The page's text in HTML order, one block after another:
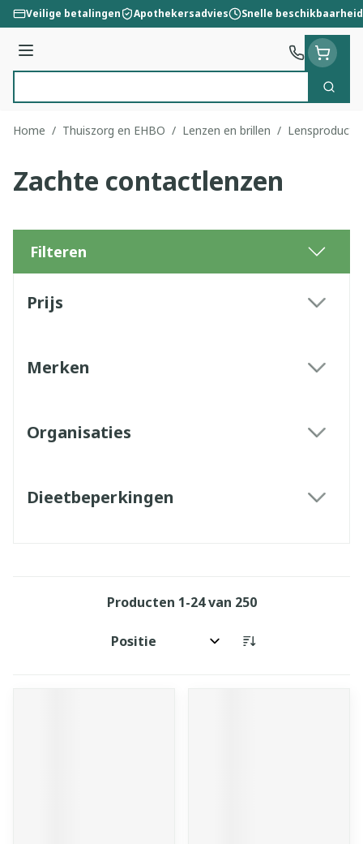
Ga naar de inhoud
Veilige betalingen Apothekersadvies Snelle beschikbaarheid
Menu
Zoek
Home / Thuiszorg en EHBO / Lenzen en brillen /
Zachte contactlenzen
Filteren
Prijs
Merken
Organisaties
Dieetbeperkingen
Producten 1-24van 250
Sorteer op: